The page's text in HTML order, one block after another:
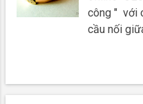
tiền và
nghiệp
cuộc họp
phẩm sẽ
công " với
cầu nối
Digital
yếu tố căn